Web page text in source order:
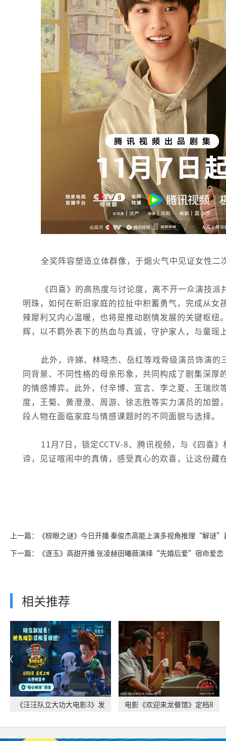
全奖阵容塑造立体群像，于烟火气中见证女性二
《四喜》的高热度与讨论度，离不开一众演技
明珠，如何在新旧家庭的拉扯中积蓄勇气，完成从
辣犀利又内心温暖，也将是推动剧情发展的关键枢
辉，以不羁外表下的热血与真诚，守护家人，与童瑶
此外，许娣、林晓杰、岳红等戏骨级演员饰演
同背景、不同性格的母亲形象，共同构成了剧集深
的情感博弈。此外，付辛博、宣言、李之夏、王瑞
度，王菊、黄澄澄、周游、徐志胜等实力演员的加
段人物在面临家庭与情感课题时的不同面貌与选择。
11月7日，锁定CCTV-8、腾讯视频，与《四喜
谛，见证喧闹中的真情，感受真心的欢喜，让这份
上一篇：《棕眼之谜》今日开播 秦俊杰高能上演多视角推理“解谜”
下一篇：《逐玉》高甜开播 张凌赫田曦薇演绎“先婚后爱”宿命爱恋
相关推荐
《汪汪队立大功大电影3》发
电影《欢迎来龙餐馆》定档8